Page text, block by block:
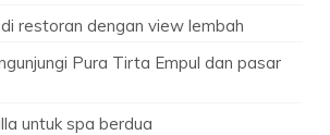
restoran dengan view lembah
Pura Tirta Empul dan pasar
untuk spa berdua